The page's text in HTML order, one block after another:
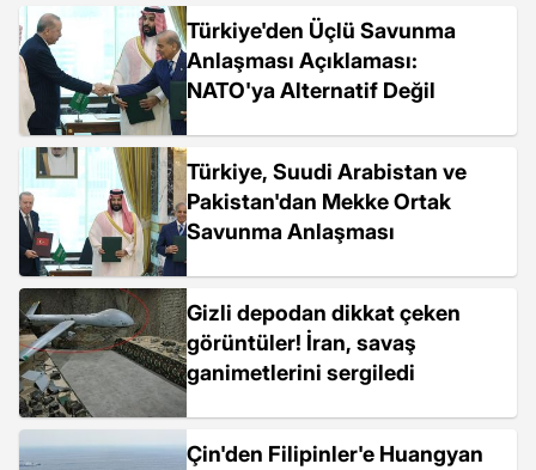
Türkiye'den Üçlü Savunma
Anlaşması Açıklaması:
NATO'ya Alternatif Değil
Türkiye, Suudi Arabistan ve
Pakistan'dan Mekke Ortak
Savunma Anlaşması
Gizli depodan dikkat çeken
görüntüler! İran, savaş
ganimetlerini sergiledi
Çin'den Filipinler'e Huangyan